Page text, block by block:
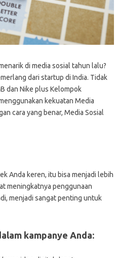
di media sosial tahun lalu?
dari startup di India. Tidak
dan Nike plus Kelompok
kekuatan Media
cara yang benar, Media Sosial
Anda keren, itu bisa menjadi lebih
meningkatnya penggunaan
menjadi sangat penting untuk
kampanye Anda: